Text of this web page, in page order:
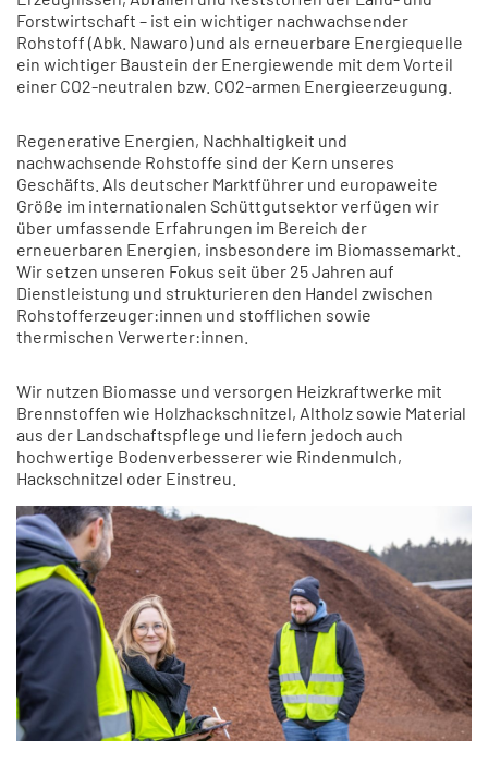
Forstwirtschaft – ist ein wichtiger nachwachsender
Rohstoff (Abk. Nawaro) und als erneuerbare Energiequelle
ein wichtiger Baustein der Energiewende mit dem Vorteil
einer CO2-neutralen bzw. CO2-armen Energieerzeugung.
Regenerative Energien, Nachhaltigkeit und
nachwachsende Rohstoffe sind der Kern unseres
Geschäfts. Als deutscher Marktführer und europaweite
Größe im internationalen Schüttgutsektor verfügen wir
über umfassende Erfahrungen im Bereich der
erneuerbaren Energien, insbesondere im Biomassemarkt.
Wir setzen unseren Fokus seit über 25 Jahren auf
Dienstleistung und strukturieren den Handel zwischen
Rohstofferzeuger:innen und stofflichen sowie
thermischen Verwerter:innen.
Wir nutzen Biomasse und versorgen Heizkraftwerke mit
Brennstoffen wie Holzhackschnitzel, Altholz sowie Material
aus der Landschaftspflege und liefern jedoch auch
hochwertige Bodenverbesserer wie Rindenmulch,
Hackschnitzel oder Einstreu.